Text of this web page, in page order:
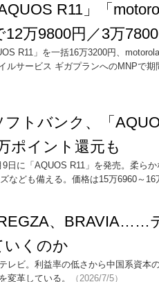
R11」「
12万9800円／3万
R11」を一括16万3200円、
ルサービス ギガプランへのMNPで
フトバンク、「
ポイント還元も
日に「AQUOS R11」を発売。柔ら
なども備える。価格は15万6960～16
、BRAVIA……
いくのか
レビ。利益率の低さから中国系資本
変革している。
（2026/7/5）